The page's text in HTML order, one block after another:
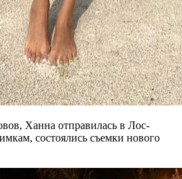
Ханна отправилась в Лос-
состоялись съемки нового